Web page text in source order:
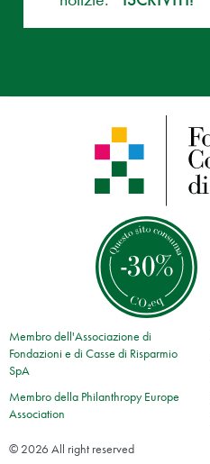
Membro dell'Associazione di
Fondazioni e di Casse di Risparmio
SpA
Membro della Philanthropy Europe
Association
© 2026 All right reserved